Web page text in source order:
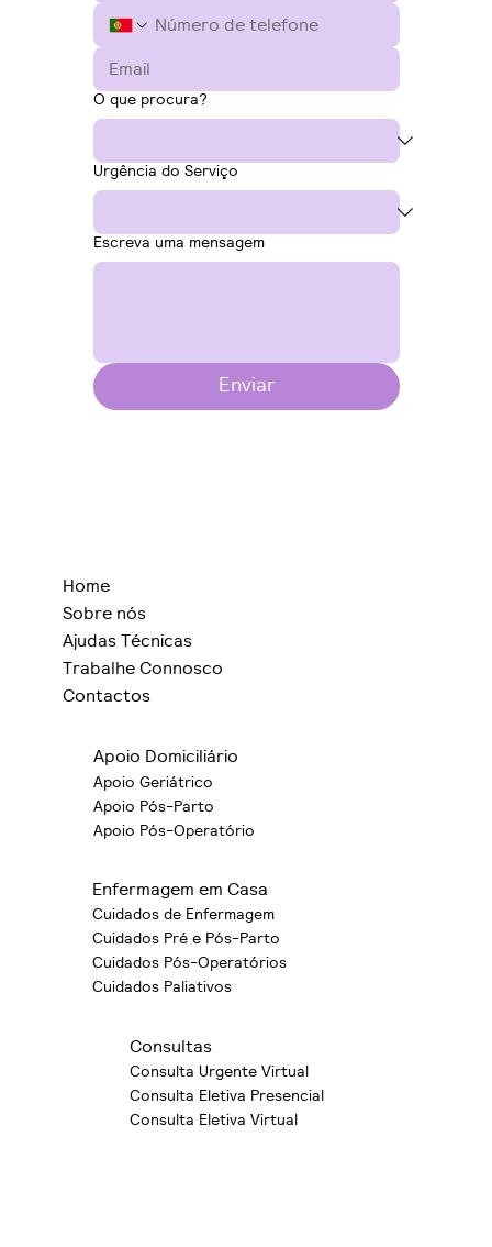
O que procura?
Urgência do Serviço
Escreva uma mensagem
Enviar
Home
Sobre nós
Ajudas Técnicas
Trabalhe Connosco
Contactos
Apoio Domiciliário
Apoio Geriátrico
Apoio Pós-Parto
Apoio Pós-Operatório
Enfermagem em Casa
Cuidados de Enfermagem
Cuidados Pré e Pós-Parto
Cuidados Pós-Operatórios
Cuidados Paliativos
Consultas
Consulta Urgente Virtual
Consulta Eletiva Presencial
Consulta Eletiva Virtual